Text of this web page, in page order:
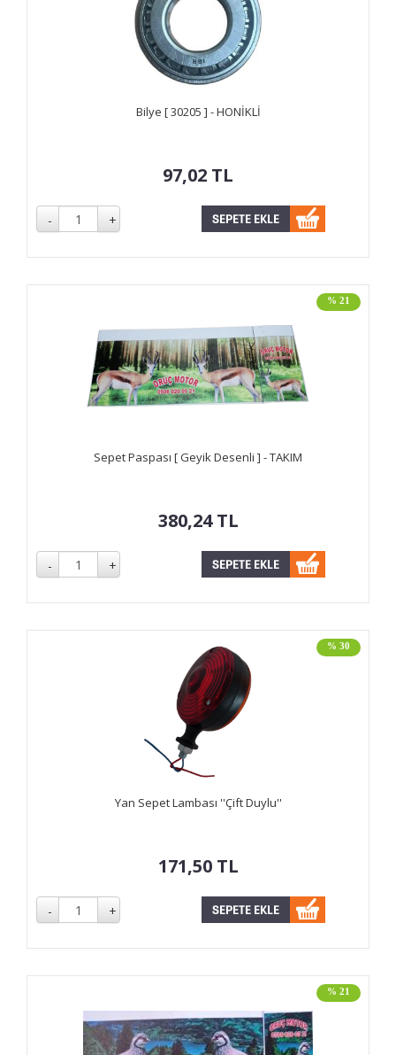
Bilye [ 30205 ] - HONİKLİ
97,02 TL
% 21
Sepet Paspası [ Geyik Desenli ] - TAKIM
380,24TL
% 30
Yan Sepet Lambası ''Çift Duylu''
171,50 TL
% 21